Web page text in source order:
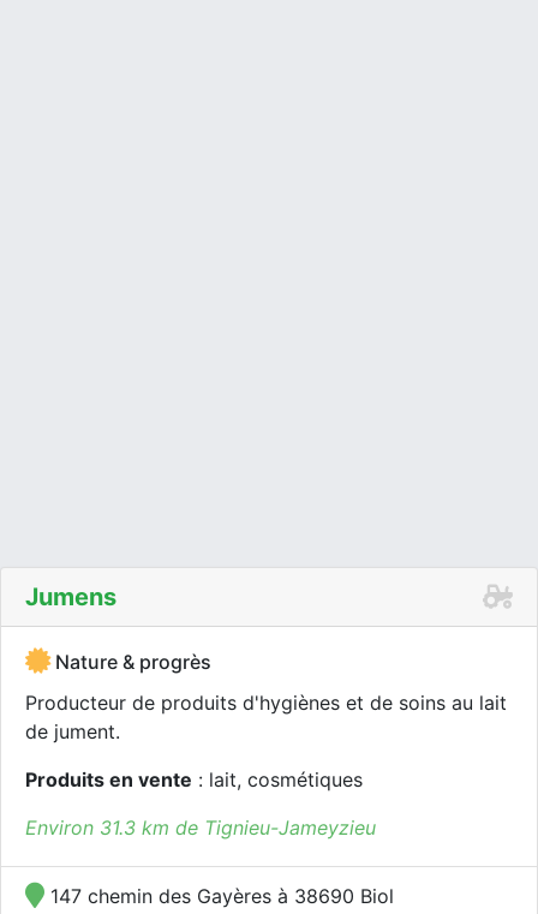
Jumens
Nature & progrès
Producteur de produits d'hygiènes et de soins au lait
de jument.
Produits en vente : lait, cosmétiques
Environ 31.3 km de Tignieu-Jameyzieu
147 chemin des Gayères à 38690 Biol